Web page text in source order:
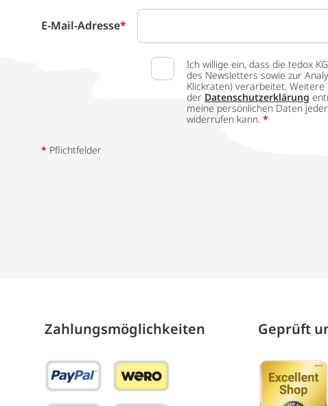
E-Mail-Adresse*
Ich willige ein, dass die tedox
des Newsletters sowie zur
Klickraten) verarbeitet.
der Datenschutzerklärung
meine persönlichen Daten
widerrufen kann. *
* Pflichtfelder
Zahlungs­möglich­keiten Geprüft